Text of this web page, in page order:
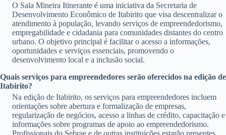
O Sala Mineira Itinerante é uma iniciativa da Secretaria de
Desenvolvimento Econômico de Itabirito que visa descentralizar o
atendimento à população, levando serviços de empreendedorismo,
empregabilidade e cidadania para comunidades distantes do centro
urbano. O objetivo principal é facilitar o acesso a informações,
oportunidades e serviços essenciais, promovendo o
desenvolvimento local e a inclusão social.
Quais serviços para empreendedores serão oferecidos na edição de
Itabirito?
Na edição de Itabirito, os serviços para empreendedores incluem
orientações sobre abertura e formalização de empresas,
regularização de negócios, acesso a linhas de crédito, capacitação e
informações sobre programas de apoio ao empreendedorismo.
Profissionais do Sebrae e de outras instituições estarão presentes